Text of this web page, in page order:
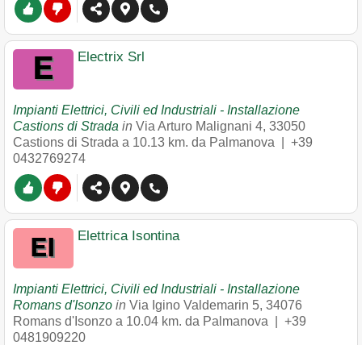
Electrix Srl
Impianti Elettrici, Civili ed Industriali - Installazione
Castions di Strada in Via Arturo Malignani 4, 33050
Castions di Strada a 10.13 km. da Palmanova | +39
0432769274
Elettrica Isontina
Impianti Elettrici, Civili ed Industriali - Installazione
Romans d'Isonzo in Via Igino Valdemarin 5, 34076
Romans d'Isonzo a 10.04 km. da Palmanova | +39
0481909220